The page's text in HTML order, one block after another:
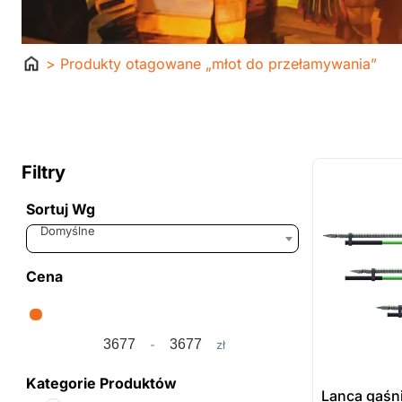
Strona> Produkty otagowane „młot do przełamywania”
Filtry
Sortuj Wg
Sort Products
Domyślne
Cena
Minimum Price
- Maximum Price
zł
Kategorie Produktów
Lanca